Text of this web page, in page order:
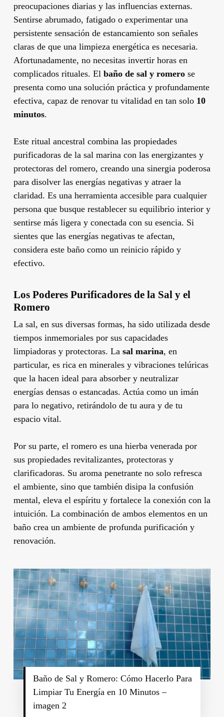
preocupaciones diarias y las influencias externas.
Sentirse abrumado, fatigado o experimentar una
persistente sensación de estancamiento son señales
claras de que una limpieza energética es necesaria.
Afortunadamente, no necesitas invertir horas en
complicados rituales. El baño de sal y romerose
presenta como una solución práctica y profundamente
efectiva, capaz de renovar tu vitalidad en tan solo 10
minutos.
Este ritual ancestral combina las propiedades
purificadoras de la sal marina con las energizantes y
protectoras del romero, creando una sinergia poderosa
para disolver las energías negativas y atraer la
claridad. Es una herramienta accesible para cualquier
persona que busque restablecer su equilibrio interior y
sentirse más ligera y conectada con su esencia. Si
sientes que las energías negativas te afectan,
considera este baño como un reinicio rápido y
efectivo.
Los Poderes Purificadores de la Sal y el
Romero
La sal, en sus diversas formas, ha sido utilizada desde
tiempos inmemoriales por sus capacidades
limpiadoras y protectoras. La sal marina, en
particular, es rica en minerales y vibraciones telúricas
que la hacen ideal para absorber y neutralizar
energías densas o estancadas. Actúa como un imán
para lo negativo, retirándolo de tu aura y de tu
espacio vital.
Por su parte, el romero es una hierba venerada por
sus propiedades revitalizantes, protectoras y
clarificadoras. Su aroma penetrante no solo refresca
el ambiente, sino que también disipa la confusión
mental, eleva el espíritu y fortalece la conexión con la
intuición. La combinación de ambos elementos en un
baño crea un ambiente de profunda purificación y
renovación.
Baño de Sal y Romero: Cómo Hacerlo Para
Limpiar Tu Energía en 10 Minutos –
imagen 2